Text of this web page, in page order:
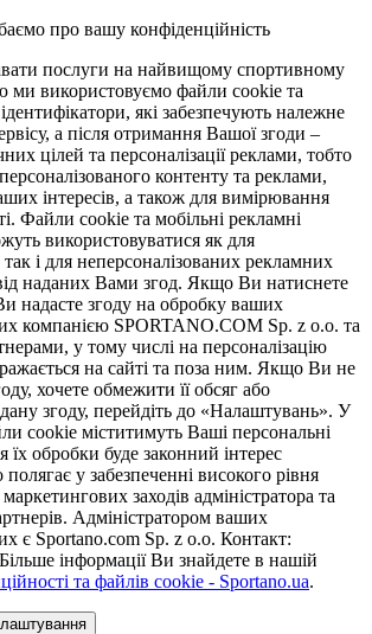
про вашу конфіденційність
послуги на найвищому спортивному
ми використовуємо файли cookie та
які забезпечують належне
а після отримання Вашої згоди –
цілей та персоналізації реклами, тобто
контенту та реклами,
інтересів, а також для вимірювання
Файли cookie та мобільні рекламні
використовуватися як для
і для неперсоналізованих рекламних
наданих Вами згод. Якщо Ви натиснете
надасте згоду на обробку ваших
компанією SPORTANO.COM Sp. z o.o. та
у тому числі на персоналізацію
на сайті та поза ним. Якщо Ви не
хочете обмежити її обсяг або
згоду, перейдіть до «Налаштувань». У
cookie міститимуть Ваші персональні
їх обробки буде законний інтерес
у забезпеченні високого рівня
заходів адміністратора та
Адміністратором ваших
є Sportano.com Sp. z o.o. Контакт:
інформації Ви знайдете в нашій
та файлів cookie - Sportano.ua.